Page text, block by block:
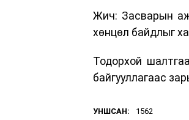
Жич: Засварын
хөнцөл байдлыг
Тодорхой
байгууллагаас
УНШСАН: 1562